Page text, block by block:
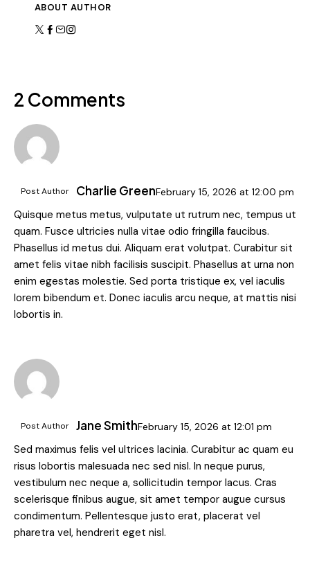
ABOUT AUTHOR
2 Comments
Post Author Charlie GreenFebruary 15, 2026 at 12:00 pm
Quisque metus metus, vulputate ut rutrum nec, tempus ut
quam. Fusce ultricies nulla vitae odio fringilla faucibus.
Phasellus id metus dui. Aliquam erat volutpat. Curabitur sit
amet felis vitae nibh facilisis suscipit. Phasellus at urna non
enim egestas molestie. Sed porta tristique ex, vel iaculis
lorem bibendum et. Donec iaculis arcu neque, at mattis nisi
lobortis in.
Post Author Jane SmithFebruary 15, 2026 at 12:01 pm
Sed maximus felis vel ultrices lacinia. Curabitur ac quam eu
risus lobortis malesuada nec sed nisl. In neque purus,
vestibulum nec neque a, sollicitudin tempor lacus. Cras
scelerisque finibus augue, sit amet tempor augue cursus
condimentum. Pellentesque justo erat, placerat vel
pharetra vel, hendrerit eget nisl.